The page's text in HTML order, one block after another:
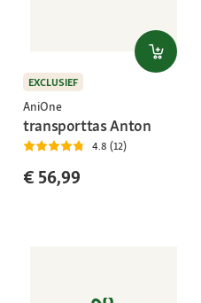
EXCLUSIEF
AniOne
transporttas Anton
4.8 (12)
€ 56,99